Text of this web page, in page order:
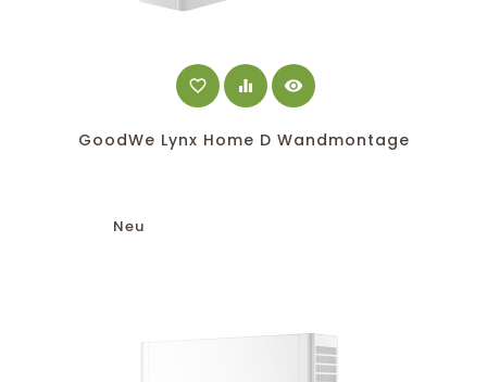
favorite_border equalizer visibility
GoodWe Lynx Home D Wandmontage
Neu